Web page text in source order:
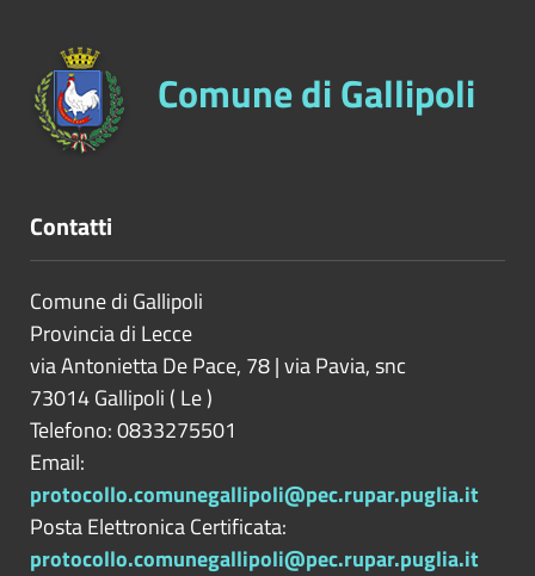
Comune di Gallipoli
Contatti
Comune di Gallipoli
Provincia di Lecce
via Antonietta De Pace, 78 | via Pavia, snc
73014Gallipoli ( Le)
Telefono: 0833275501
Email:
protocollo.comunegallipoli@pec.rupar.puglia.it
Posta Elettronica Certificata:
protocollo.comunegallipoli@pec.rupar.puglia.it